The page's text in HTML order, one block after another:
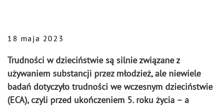
18 maja 2023
Trudności w dzieciństwie są silnie związane z
używaniem substancji przez młodzież, ale niewiele
badań dotyczyło trudności we wczesnym dzieciństwie
(ECA), czyli przed ukończeniem 5. roku życia – a